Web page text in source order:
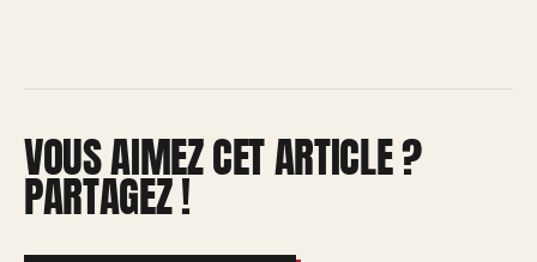
VOUS AIMEZ CET ARTICLE ?
PARTAGEZ !